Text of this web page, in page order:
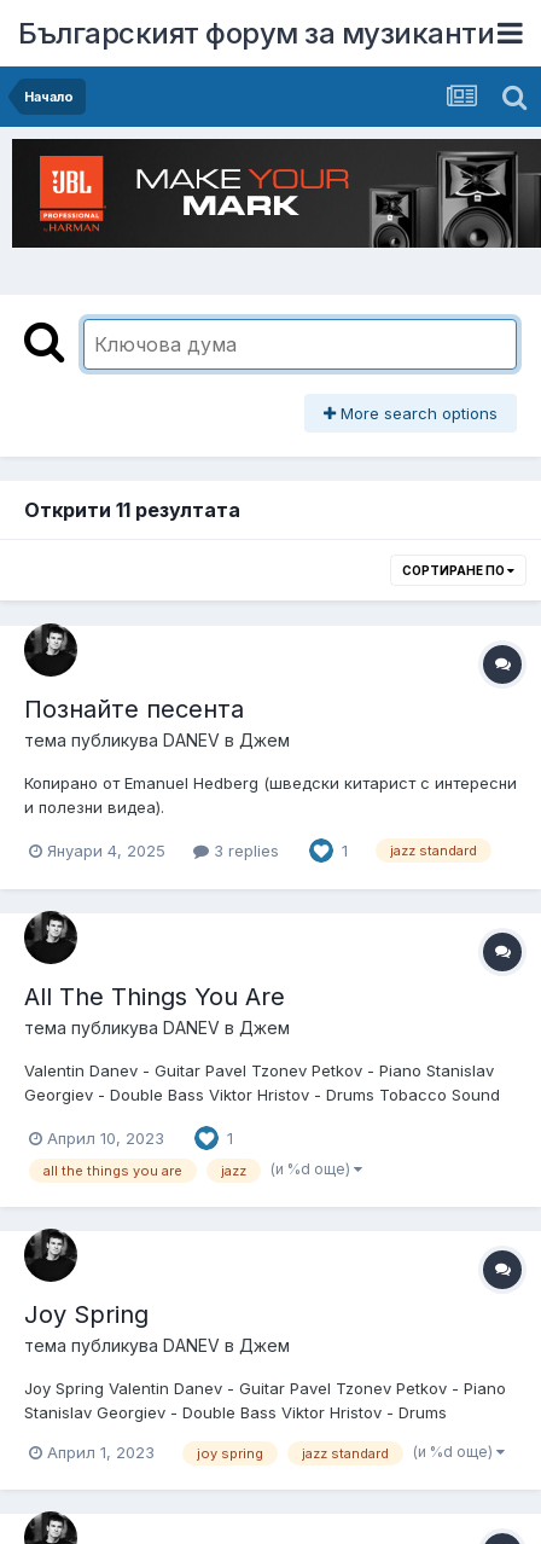
Българският форум за музиканти
Начало
More search options
Открити 11 резултата
СОРТИРАНЕ ПО
Познайте песента
тема публикува DANEV в Джем
Копирано от Emanuel Hedberg (шведски китарист с интересни
и полезни видеа).
Януари 4, 2025 3 replies 1 jazz standard
All The Things You Are
тема публикува DANEV в Джем
Valentin Danev - Guitar Pavel Tzonev Petkov - Piano Stanislav
Georgiev - Double Bass Viktor Hristov - Drums Tobacco Sound
Gospodinov
Април 10, 2023 1
all the things you are jazz (и %d още)
Joy Spring
тема публикува DANEV в Джем
Joy Spring Valentin Danev - Guitar Pavel Tzonev Petkov - Piano
Stanislav Georgiev - Double Bass Viktor Hristov - Drums
Video: Geno Gospodinov
Април 1, 2023 joy spring jazz standard (и %d още)